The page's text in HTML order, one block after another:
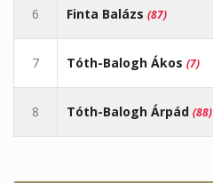
6 Finta Balázs (87)
7 Tóth-Balogh Ákos (7)
8 Tóth-Balogh Árpád (88)